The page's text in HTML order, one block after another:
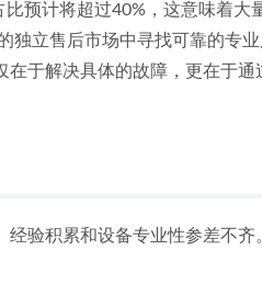
预计将超过40%，这意味着大
立售后市场中寻找可靠的专
于解决具体的故障，更在于
验积累和设备专业性参差不